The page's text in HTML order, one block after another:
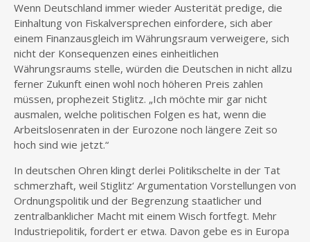
Wenn Deutschland immer wieder Austerität predige, die
Einhaltung von Fiskalversprechen einfordere, sich aber
einem Finanzausgleich im Währungsraum verweigere, sich
nicht der Konsequenzen eines einheitlichen
Währungsraums stelle, würden die Deutschen in nicht allzu
ferner Zukunft einen wohl noch höheren Preis zahlen
müssen, prophezeit Stiglitz. „Ich möchte mir gar nicht
ausmalen, welche politischen Folgen es hat, wenn die
Arbeitslosenraten in der Eurozone noch längere Zeit so
hoch sind wie jetzt.“
In deutschen Ohren klingt derlei Politikschelte in der Tat
schmerzhaft, weil Stiglitz‘ Argumentation Vorstellungen von
Ordnungspolitik und der Begrenzung staatlicher und
zentralbanklicher Macht mit einem Wisch fortfegt. Mehr
Industriepolitik, fordert er etwa. Davon gebe es in Europa